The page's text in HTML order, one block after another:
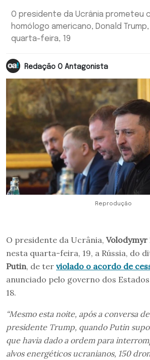
O presidente da Ucrânia prometeu
homólogo americano, Donald
quarta-feira, 19
Redação O Antagonista
Reprodução
O presidente da Ucrânia, Volodymyr
nesta quarta-feira, 19, a Rússia, do
Putin, de ter violado o acordo de
anunciado pelo governo dos
18.
“Mesmo esta noite, após a conversa
presidente Trump, quando Putin
que havia dado a ordem para
alvos energéticos ucranianos, 150